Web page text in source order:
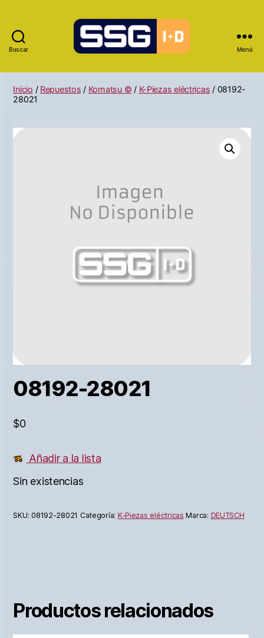
Buscar Menú
Inicio / Repuestos / Komatsu © / K-Piezas eléctricas / 08192-
28021
08192-28021
$0
Añadir a la lista
Sin existencias
SKU:08192-28021 Categoría: K-Piezas eléctricas Marca: DEUTSCH
Productos relacionados